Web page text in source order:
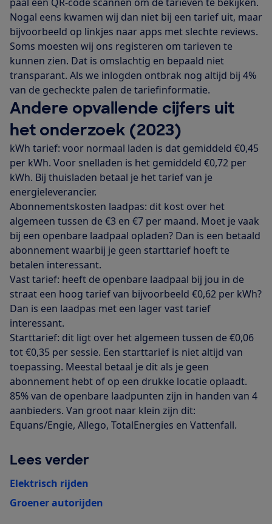
Nogal eens kwamen wij dan niet bij een tarief uit, maar
bijvoorbeeld op linkjes naar apps met slechte reviews.
Soms moesten wij ons registeren om tarieven te
kunnen zien. Dat is omslachtig en bepaald niet
transparant. Als we inlogden ontbrak nog altijd bij 4%
van de gecheckte palen de tariefinformatie.
Andere opvallende cijfers uit
het onderzoek (2023)
kWh tarief: voor normaal laden is dat gemiddeld €0,45
per kWh. Voor snelladen is het gemiddeld €0,72 per
kWh. Bij thuisladen betaal je het tarief van je
energieleverancier.
Abonnementskosten laadpas: dit kost over het
algemeen tussen de €3 en €7 per maand. Moet je vaak
bij een openbare laadpaal opladen? Dan is een betaald
abonnement waarbij je geen starttarief hoeft te
betalen interessant.
Vast tarief: heeft de openbare laadpaal bij jou in de
straat een hoog tarief van bijvoorbeeld €0,62 per kWh?
Dan is een laadpas met een lager vast tarief
interessant.
Starttarief: dit ligt over het algemeen tussen de €0,06
tot €0,35 per sessie. Een starttarief is niet altijd van
toepassing. Meestal betaal je dit als je geen
abonnement hebt of op een drukke locatie oplaadt.
85% van de openbare laadpunten zijn in handen van 4
aanbieders. Van groot naar klein zijn dit:
Equans/Engie, Allego, TotalEnergies en Vattenfall.
Lees verder
Elektrisch rijden
Groener autorijden